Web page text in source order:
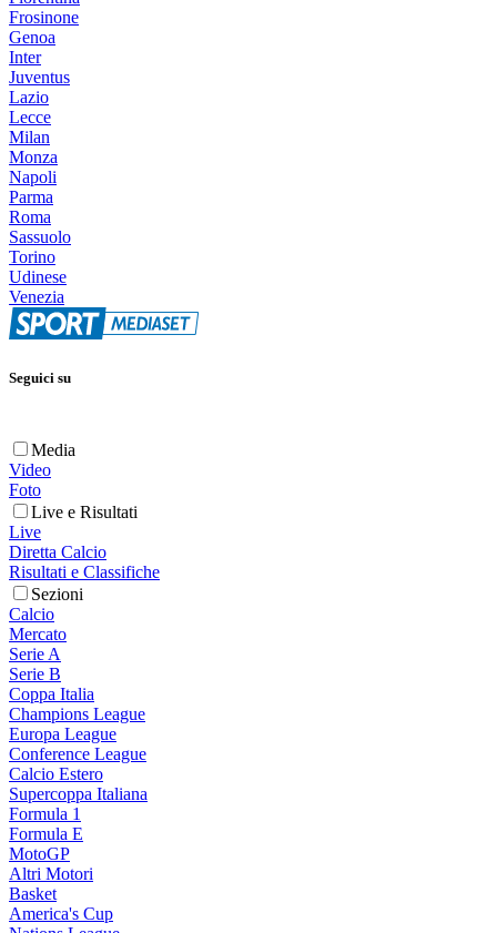
Frosinone
Genoa
Inter
Juventus
Lazio
Lecce
Milan
Monza
Napoli
Parma
Roma
Sassuolo
Torino
Udinese
Venezia
Seguici su
Media
Video
Foto
Live e Risultati
Live
Diretta Calcio
Risultati e Classifiche
Sezioni
Calcio
Mercato
Serie A
Serie B
Coppa Italia
Champions League
Europa League
Conference League
Calcio Estero
Supercoppa Italiana
Formula 1
Formula E
MotoGP
Altri Motori
Basket
America's Cup